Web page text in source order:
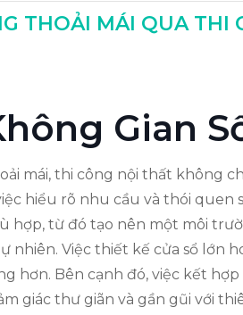
THOẢI MÁI QUA THI
Gian
mái, thi công nội thất không
hiểu rõ nhu cầu và thói
hợp, từ đó tạo nên một môi
Việc thiết kế cửa sổ lớn
hơn. Bên cạnh đó, việc kết
giác thư giãn và gần gũi với